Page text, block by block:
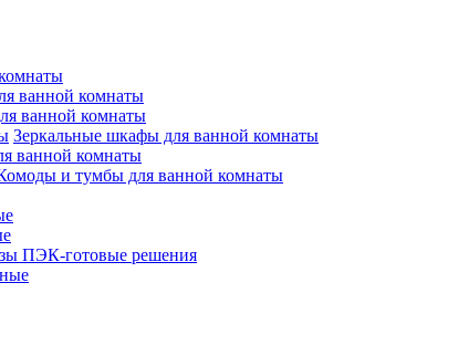
ванной комнаты
ванной комнаты
Зеркальные шкафы для ванной комнаты
ванной комнаты
и тумбы для ванной комнаты
ПЭК-готовые решения